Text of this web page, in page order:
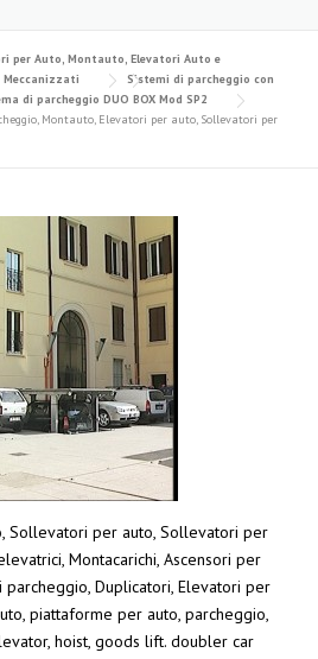
per Auto, Montauto, Elevatori Auto e
Meccanizzati
Sistemi di parcheggio con
di parcheggio DUO BOX Mod SP2
Montauto, Elevatori per auto, Sollevatori per
Sollevatori per auto, Sollevatori per
Montacarichi, Ascensori per
parcheggio, Duplicatori, Elevatori per
piattaforme per auto, parcheggio,
hoist, goods lift. doubler car